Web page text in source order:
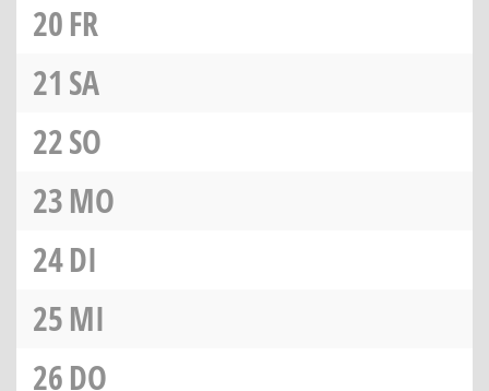
20FR
21 SA
22SO
23MO
24DI
25MI
26DO